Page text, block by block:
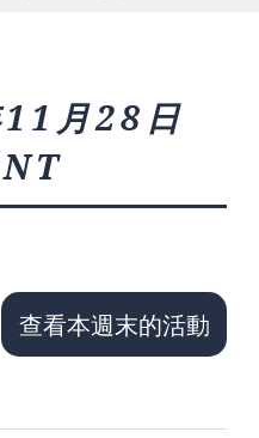
月28日
查看本週末的活動